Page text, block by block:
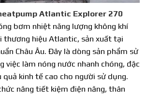
Atlantic Explorer 270
bơm nhiệt năng lượng không khí
thương hiệu Atlantic, sản xuất tại
Châu Âu. Đây là dòng sản phẩm sử
việc làm nóng nước nhanh chóng, đặc
quả kinh tế cao cho người sử dụng.
năng tiết kiệm điện năng, thân